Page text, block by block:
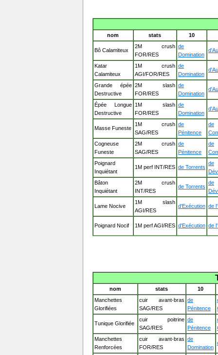
nom stats 10
Bô Calamiteux
2M crush
FOR/RES
de
Domination
Katar
Calamiteux
1M crush
AGI/FOR/RES
de
Domination
Grande épée
Destructive
2M slash
FOR/RES
de
Domination
Épée Longue
Destructive
1M slash
FOR/RES
de
Domination
Masse Funeste
1M crush
SAG/RES
de
Pénitence
de
Cogneuse
Funeste
2M crush
SAG/RES
de
Pénitence
de
Poignard
Inquiétant
1M perf INT/RES de Torrents
de
Bâton
Inquiétant
2M crush
INT/RES
de Torrents
de
Lame Nocive
1M slash
AGI/RES
d'Exécution de
Poignard Nocif 1M perf AGI/RES d'Exécution de
nom stats
10
Manchettes
Glorifiées
cuir avant-bras
SAG/RES
de
Pénitence
Tunique Glorifiée
cuir poitrine
SAG/RES
de
Pénitence
Manchettes
Renforcées
cuir avant-bras
FOR/RES
de
Domination